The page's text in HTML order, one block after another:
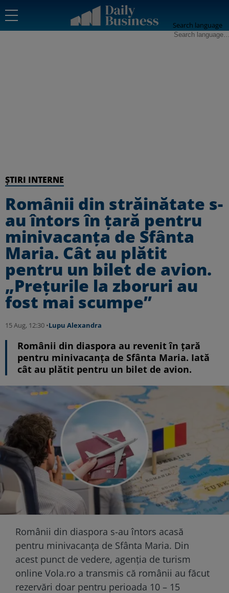
Search language
ȘTIRI INTERNE
Românii din străinătate s-
au întors în țară pentru
minivacanţa de Sfânta
Maria. Cât au plătit
pentru un bilet de avion.
„Preţurile la zboruri au
fost mai scumpe”
15 Aug, 12:30 •Lupu Alexandra
Românii din diaspora au revenit în țară
pentru minivacanța de Sfânta Maria. Iată
cât au plătit pentru un bilet de avion.
Românii din diaspora s-au întors acasă
pentru minivacanţa de Sfânta Maria. Din
acest punct de vedere, agenția de turism
online Vola.ro a transmis că românii au făcut
rezervări doar pentru perioada 10 – 15